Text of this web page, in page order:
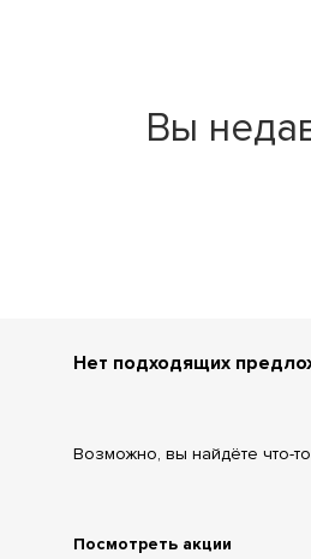
Вы
Нет подходящих
Возможно, вы найдёте что-
Посмотреть акции